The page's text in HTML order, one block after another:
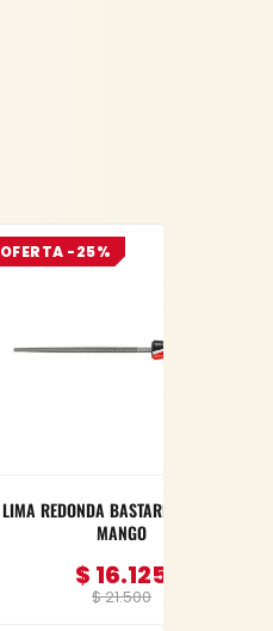
OFERTA -25%
LIMA REDONDA BASTARDA 10″ CON
MANGO
$21.500
Original
price
$ 16.125
Current
price